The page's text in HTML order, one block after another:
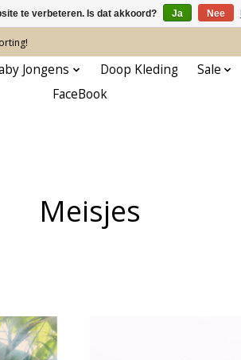
Jongens Doop Kleding Sale
FaceBook
Meisjes
te verbeteren. Is dat akkoord? Ja Nee